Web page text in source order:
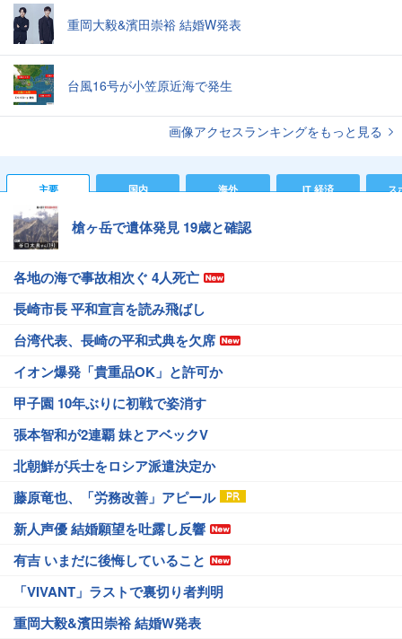
重岡大毅&濱田崇裕 結婚W発表
台風16号が小笠原近海で発生
画像アクセスランキングをもっと見る
主要 国内 海外 IT 経済 ス
槍ヶ岳で遺体発見 19歳と確認
各地の海で事故相次ぐ 4人死亡
長崎市長 平和宣言を読み飛ばし
台湾代表、長崎の平和式典を欠席
イオン爆発「貴重品OK」と許可か
甲子園 10年ぶりに初戦で姿消す
張本智和が2連覇 妹とアベックV
北朝鮮が兵士をロシア派遣決定か
藤原竜也、「労務改善」アピール
新人声優 結婚願望を吐露し反響
有吉 いまだに後悔していること
「VIVANT」ラストで裏切り者判明
重岡大毅&濱田崇裕 結婚W発表